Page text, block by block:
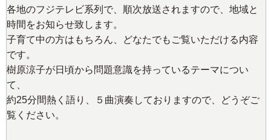
各地のフジテレビ系列で、順次放送されますので、地域と
時間をお知らせ致します。
子育て中の方はもちろん、どなたでもご覧いただける内容
です。
樹原涼子が日頃から問題意識を持っているテーマについ
て、
約25分間熱く語り、５曲演奏しておりますので、どうぞご
覧ください。